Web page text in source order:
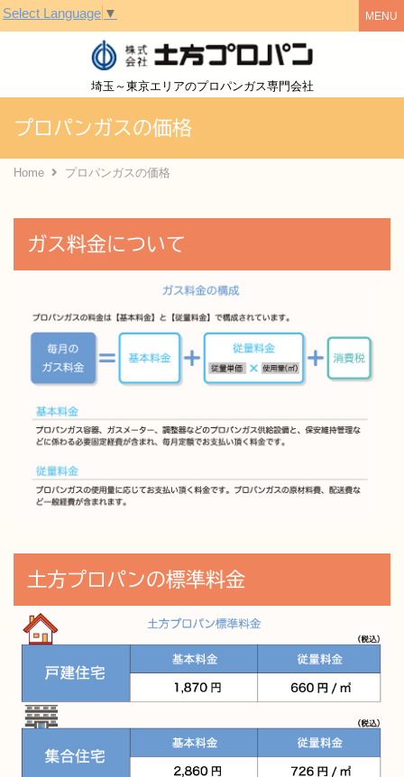
埼玉～東京エリアのプロパンガス専門会社
Select Language ▼
プロパンガスの価格
Home プロパンガスの価格
ガス料金について
土方プロパンの標準料金